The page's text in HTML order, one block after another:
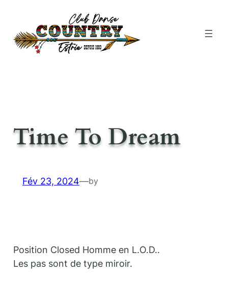
contenu
Time To Dream
Fév 23, 2024—by
Position Closed Homme en L.O.D..
Les pas sont de type miroir.